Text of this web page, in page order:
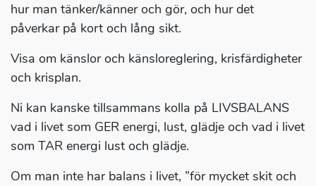
hur man tänker/känner och gör, och hur det
påverkar på kort och lång sikt.
Visa om känslor och känsloreglering, krisfärdigheter
och krisplan.
Ni kan kanske tillsammans kolla på LIVSBALANS
vad i livet som GER energi, lust, glädje och vad i livet
som TAR energi lust och glädje.
Om man inte har balans i livet, ”för mycket skit och